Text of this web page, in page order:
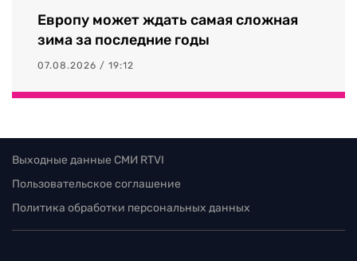
Европу может ждать самая сложная
зима за последние годы
07.08.2026 / 19:12
Выходные данные СМИ RTVI
Пользовательское соглашение
Политика обработки персональных данных